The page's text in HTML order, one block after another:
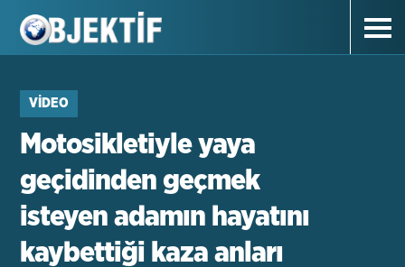
VIDEO
Motosikletiyle yaya
geçidinden geçmek
isteyen adamın hayatını
kaybettiği kaza anları